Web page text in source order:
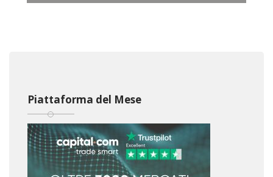
Piattaforma del Mese